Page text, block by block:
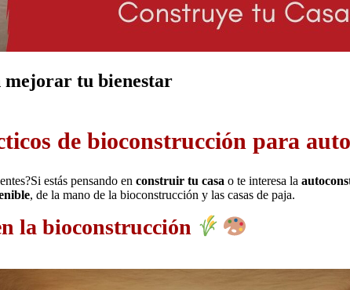
mejorar tu bienestar
de bioconstrucción para
estás pensando en construir tu casa o te interesa la
, de la mano de la bioconstrucción y las casas de paja.
la bioconstrucción